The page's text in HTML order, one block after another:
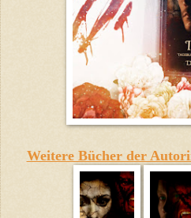
Weitere Bücher der